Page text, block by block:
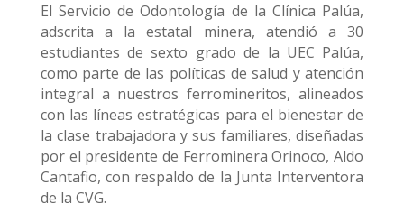
El Servicio de Odontología de la Clínica Palúa,
adscrita a la estatal minera, atendió a 30
estudiantes de sexto grado de la UEC Palúa,
como parte de las políticas de salud y atención
integral a nuestros ferromineritos, alineados
con las líneas estratégicas para el bienestar de
la clase trabajadora y sus familiares, diseñadas
por el presidente de Ferrominera Orinoco, Aldo
Cantafio, con respaldo de la Junta Interventora
de la CVG.